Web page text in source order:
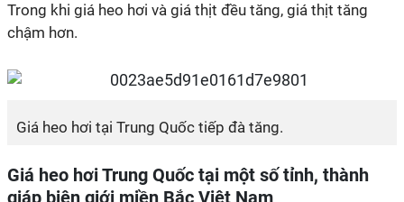
Trong khi giá heo hơi và giá thịt đều tăng, giá thịt tăng
chậm hơn.
Giá heo hơi tại Trung Quốc tiếp đà tăng.
Giá heo hơi Trung Quốc tại một số tỉnh, thành
giáp biên giới miền Bắc Việt Nam